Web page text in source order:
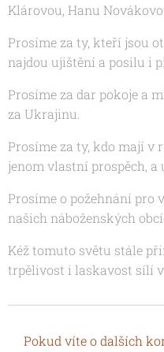
Klárovou, Hanu
Prosíme za ty, kteří jsou
najdou ujištění a posilu i
Prosíme za dar pokoje a
za Ukrajinu.
Prosíme za ty, kdo mají v
jenom vlastní prospěch,
Prosíme o požehnání pro
našich náboženských
Kéž tomuto světu stále
trpělivost i laskavost sílí v
Pokud víte o dalších